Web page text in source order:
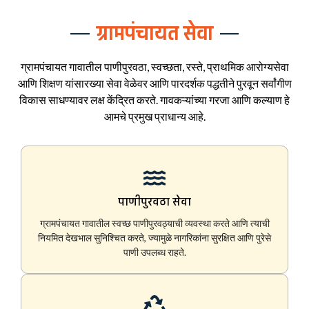
ग्रामपंचायत सेवा
ग्रामपंचायत गावातील पाणीपुरवठा, स्वच्छता, रस्ते, प्राथमिक आरोग्यसेवा
आणि शिक्षण यांसारख्या सेवा वेळेवर आणि पारदर्शक पद्धतीने पुरवून सर्वांगीण
विकास साधण्यावर लक्ष केंद्रित करते. गावकऱ्यांच्या गरजा आणि कल्याण हे
आमचे प्रमुख प्राधान्य आहे.
पाणीपुरवठा सेवा
ग्रामपंचायत गावातील स्वच्छ पाणीपुरवठ्याची व्यवस्था करते आणि त्याची
नियमित देखभाल सुनिश्चित करते, ज्यामुळे नागरिकांना सुरक्षित आणि पुरेसे
पाणी उपलब्ध राहते.